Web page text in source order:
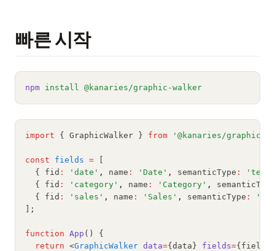
빠른 시작
npm install @kanaries/graphic-walker
import { GraphicWalker } from '@kanaries/graphic-
const fields =
  { fid
: 'date' , name : 'Date' , semanticType :
  { fid
: 'category' , name : 'Category' ,
semanticType
  { fid
: 'sales' , name : 'Sales' , semanticType :
];
function App () {
return <GraphicWalker data={data} fields=